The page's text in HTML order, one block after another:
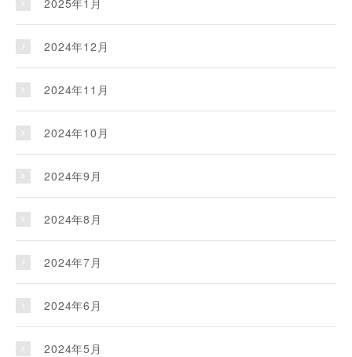
2024年12月
2024年11月
2024年10月
2024年9月
2024年8月
2024年7月
2024年6月
2024年5月